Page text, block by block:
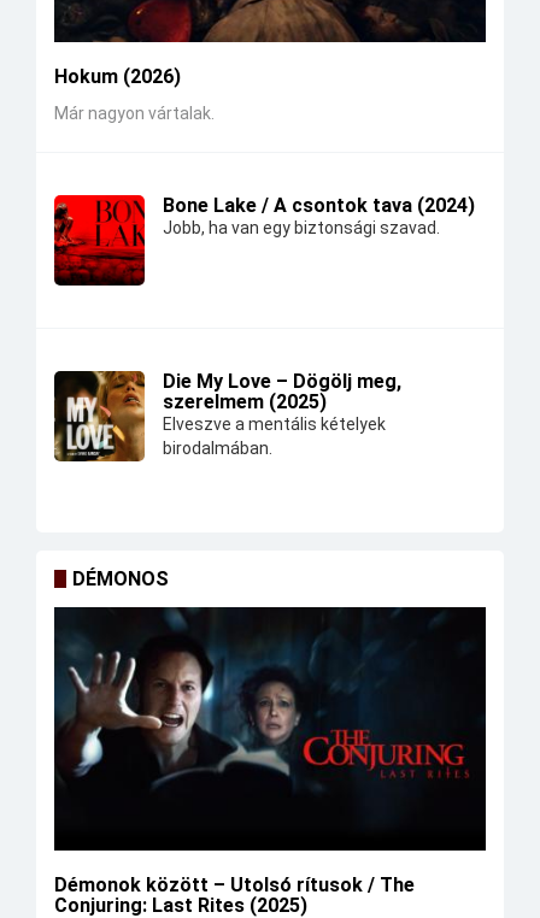
Hokum (2026)
Már nagyon vártalak.
Bone Lake / A csontok tava (2024)
Jobb, ha van egy biztonsági szavad.
Die My Love – Dögölj meg,
szerelmem (2025)
Elveszve a mentális kételyek
birodalmában.
DÉMONOS
Démonok között – Utolsó rítusok / The
Conjuring: Last Rites (2025)